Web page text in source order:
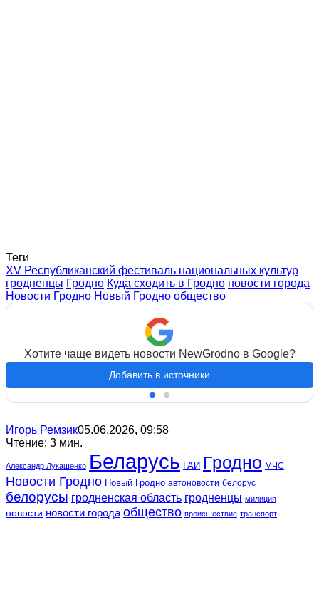
Теги
XV Республиканский фестиваль национальных культур
гродненцы Гродно Куда сходить в Гродно новости города
Новости Гродно Новый Гродно общество
Хотите чаще видеть новости NewGrodno в Google?
Добавить в источники
Игорь Ремзик05.06.2026, 09:58
Чтение: 3 мин.
Александр Лукашенко Беларусь ГАИ Гродно МЧС
Новости Гродно Новый Гродно автоновости белорус
белорусы гродненская область гродненцы милиция
новости новости города общество происшествие транспорт